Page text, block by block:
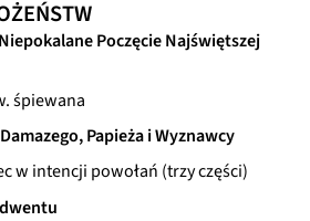
Poczęcie Najświętszej
śpiewana
Papieża i Wyznawcy
w intencji powołań (trzy części)